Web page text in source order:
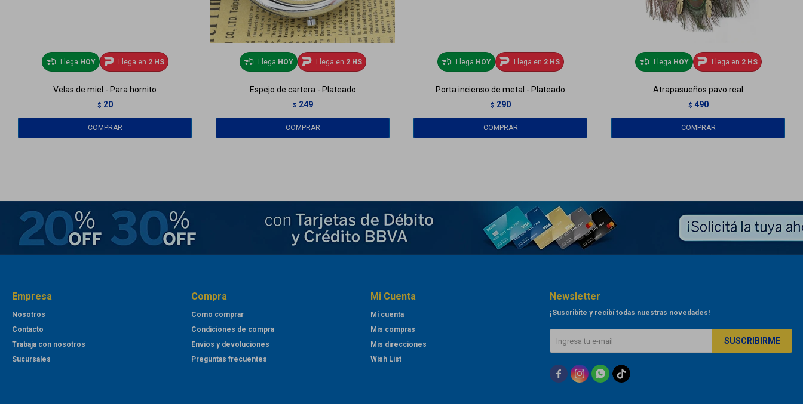
Llega HOY Llega en 2 HS
Velas de miel - Para hornito
$ 20
Llega HOY Llega en 2 HS
Espejo de cartera - Plateado
$ 249
Llega HOY Llega en 2 HS
Porta incienso de metal - Plateado
$ 290
Llega HOY Llega en 2 HS
Atrapasueños pavo real
$ 490
Empresa
Nosotros
Contacto
Trabaja con nosotros
Sucursales
Compra
Como comprar
Condiciones de compra
Envíos y devoluciones
Preguntas frecuentes
Mi Cuenta
Mi cuenta
Mis compras
Mis direcciones
Wish List
Newsletter
¡Suscribite y recibí todas nuestras novedades!
SUSCRIBIRME
  